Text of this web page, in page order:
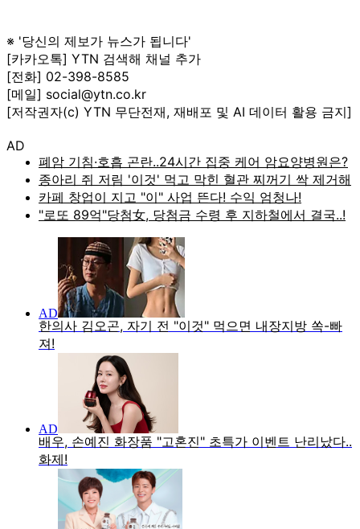
※ '당신의 제보가 뉴스가 됩니다'
[카카오톡] YTN 검색해 채널 추가
[전화] 02-398-8585
[메일] social@ytn.co.kr
[저작권자(c) YTN 무단전재, 재배포 및 AI 데이터 활용 금지]
AD